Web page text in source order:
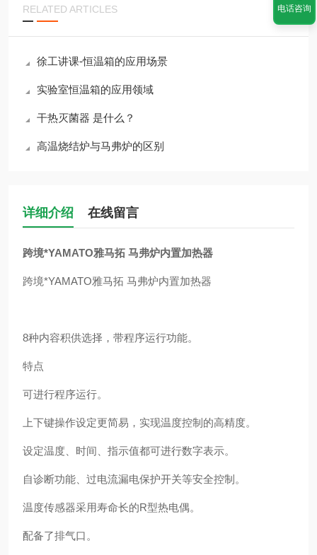
RELATED ARTICLES
徐工讲课-恒温箱的应用场景
实验室恒温箱的应用领域
干热灭菌器 是什么？
高温烧结炉与马弗炉的区别
详细介绍 在线留言
跨境*YAMATO雅马拓 马弗炉内置加热器
跨境*YAMATO雅马拓 马弗炉内置加热器
8种内容积供选择，带程序运行功能。
特点
可进行程序运行。
上下键操作设定更简易，实现温度控制的高精度。
设定温度、时间、指示值都可进行数字表示。
自诊断功能、过电流漏电保护开关等安全控制。
温度传感器采用寿命长的R型热电偶。
配备了排气口。
电话咨询